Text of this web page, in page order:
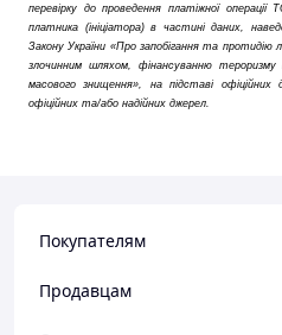
перевірку до проведення платіжної
платника (ініціатора) в частині даних,
Закону України «Про запобігання та протидію
злочинним шляхом, фінансуванню
масового знищення», на підставі офіційних
офіційних та/або надійних джерел.
Покупателям
Продавцам